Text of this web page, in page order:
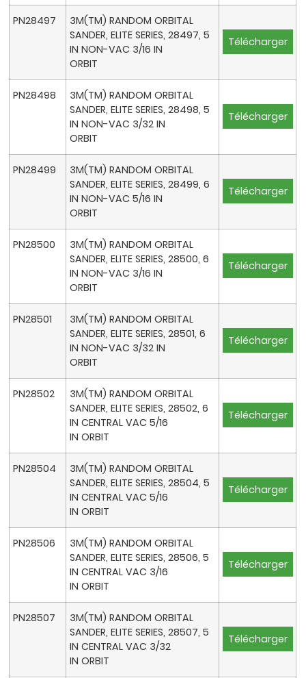
PN28497
3M(TM) RANDOM ORBITAL
SANDER, ELITE SERIES, 28497, 5
IN NON-VAC 3/16 IN
ORBIT
Télécharger
PN28498
3M(TM) RANDOM ORBITAL
SANDER, ELITE SERIES, 28498, 5
IN NON-VAC 3/32 IN
ORBIT
Télécharger
PN28499
3M(TM) RANDOM ORBITAL
SANDER, ELITE SERIES, 28499, 6
IN NON-VAC 5/16 IN
ORBIT
Télécharger
PN28500
3M(TM) RANDOM ORBITAL
SANDER, ELITE SERIES, 28500, 6
IN NON-VAC 3/16 IN
ORBIT
Télécharger
PN28501
3M(TM) RANDOM ORBITAL
SANDER, ELITE SERIES, 28501, 6
IN NON-VAC 3/32 IN
ORBIT
Télécharger
PN28502
3M(TM) RANDOM ORBITAL
SANDER, ELITE SERIES, 28502, 6
IN CENTRAL VAC 5/16
IN ORBIT
Télécharger
PN28504
3M(TM) RANDOM ORBITAL
SANDER, ELITE SERIES, 28504, 5
IN CENTRAL VAC 5/16
IN ORBIT
Télécharger
PN28506
3M(TM) RANDOM ORBITAL
SANDER, ELITE SERIES, 28506, 5
IN CENTRAL VAC 3/16
IN ORBIT
Télécharger
PN28507
3M(TM) RANDOM ORBITAL
SANDER, ELITE SERIES, 28507, 5
IN CENTRAL VAC 3/32
IN ORBIT
Télécharger